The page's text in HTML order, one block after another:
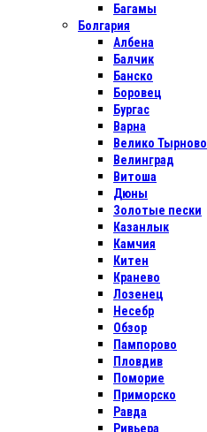
Багамы
Болгария
Албена
Балчик
Банско
Боровец
Бургас
Варна
Велико Тырново
Велинград
Витоша
Дюны
Золотые пески
Казанлык
Камчия
Китен
Кранево
Лозенец
Несебр
Обзор
Пампорово
Пловдив
Поморие
Приморско
Равда
Ривьера